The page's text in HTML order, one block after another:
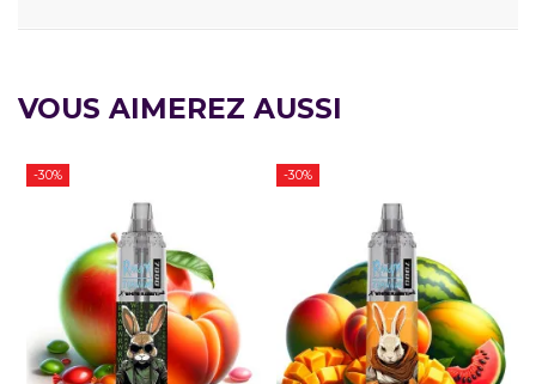
VOUS AIMEREZ AUSSI
-30% -30%